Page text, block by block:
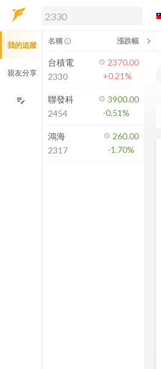
解鎖即時行情及進階功能
方案」，即可解鎖以下功能：
即時行情
即時市況與排行
成交金額熱力圖
前往方案訂閱
如何綁定合作券商
我的追蹤
親友分享
edit_note
名稱 info_outline 漲跌幅 chevron_left
台積電
2330
2370.00
+0.21%
聯發科
2454
3900.00
-0.51%
鴻海
2317
260.00
-1.70%